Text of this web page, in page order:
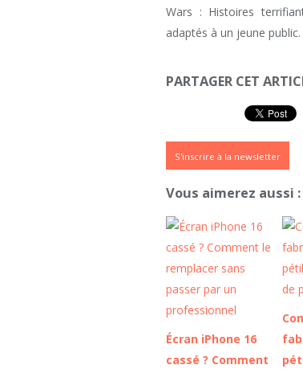
Wars : Histoires
adaptés à un jeune public.
PARTAGER CET
S'inscrire à la newsletter
Vous aimerez aussi :
Écran iPhone 16
cassé ? Comment